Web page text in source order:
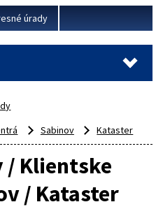
úrady
Sabinov Kataster
/ Klientske
/ Kataster